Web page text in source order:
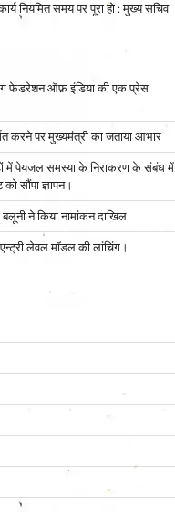
नियमित समय पर पूरा हो : मुख्य सचिव
फेडरेशन ऑफ़ इंडिया की एक प्रेस
करने पर मुख्यमंत्री का जताया आभार
में पेयजल समस्या के निराकरण के संबंध में
सौंपा ज्ञापन।
बलूनी ने किया नामांकन दाखिल
लेवल मॉडल की लांचिंग।